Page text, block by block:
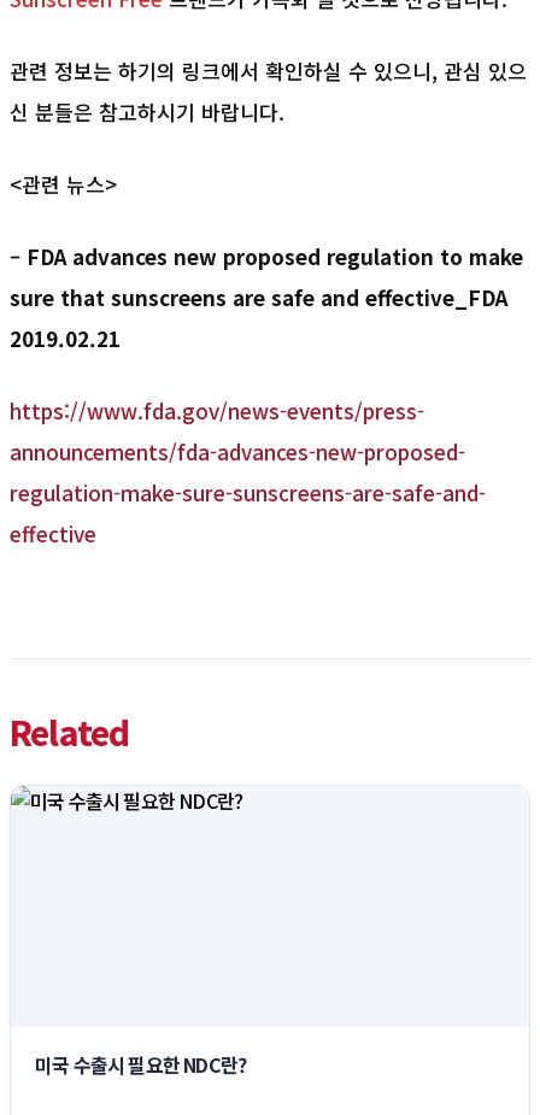
관련 정보는 하기의 링크에서 확인하실 수 있으니, 관심 있으
신 분들은 참고하시기 바랍니다.
<관련 뉴스>
– FDA advances new proposed regulation to make
sure that sunscreens are safe and effective _FDA
2019.02.21
https://www.fda.gov/news-events/press-
announcements/fda-advances-new-proposed-
regulation-make-sure-sunscreens-are-safe-and-
effective
Related
미국 수출시 필요한 NDC란?